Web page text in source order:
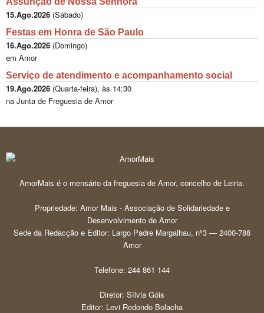
15.Ago.2026 (Sábado)
Festas em Honra de São Paulo
16.Ago.2026 (Domingo)
em Amor
Serviço de atendimento e acompanhamento social
19.Ago.2026 (Quarta-feira), às 14:30
na Junta de Freguesia de Amor
AmorMais é o mensário da freguesia de Amor, concelho de Leiria.
Propriedade: Amor Mais - Associação de Solidariedade e
Desenvolvimento de Amor
Sede da Redacção e Editor: Largo Padre Margalhau, nº3 — 2400-788
Amor
Telefone: 244 861 144
Diretor: Sílvia Góis
Editor: Levi Redondo Bolacha